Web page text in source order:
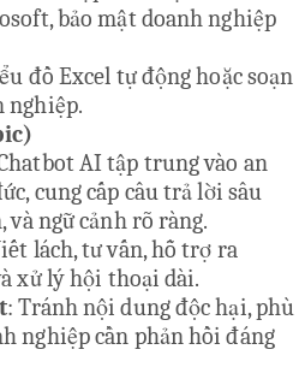
bảo mật doanh nghiệp
đồ Excel tự động hoặc soạn
nghiệp.
AI tập trung vào an
cung cấp câu trả lời sâu
và ngữ cảnh rõ ràng.
lách, tư vấn, hỗ trợ ra
xử lý hội thoại dài.
: Tránh nội dung độc hại, phù
nghiệp cần phản hồi đáng